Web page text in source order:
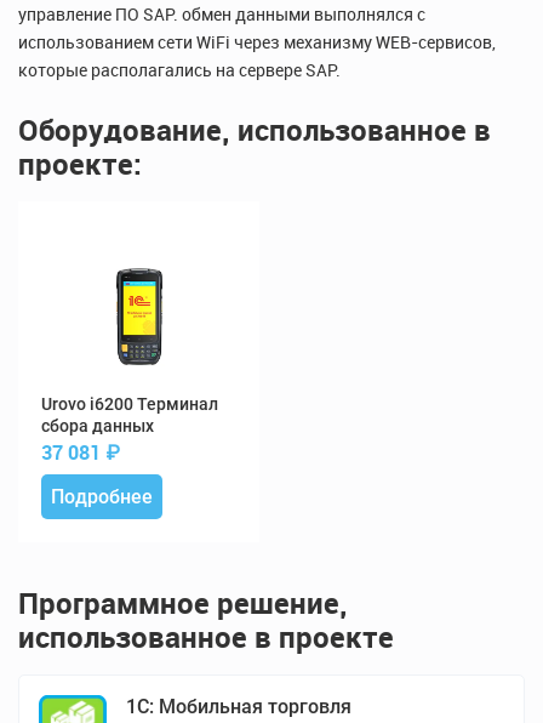
управление ПО SAP. обмен данными выполнялся с
использованием сети WiFi через механизму WEB-сервисов,
которые располагались на сервере SAP.
Оборудование, использованное в
проекте:
i6200 Терминал
сбора данных
37 081 ₽
Подробнее
Программное решение,
использованное в проекте
1С: Мобильная торговля